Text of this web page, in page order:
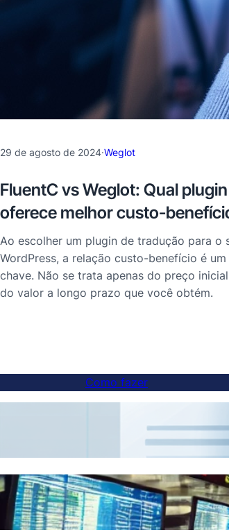
29 de agosto de 2024·Weglot
FluentC vs Weglot: Qual plugin
oferece melhor custo-
Ao escolher um plugin de tradução para o
WordPress, a relação custo-benefício é
chave. Não se trata apenas do preço
do valor a longo prazo que você obtém.
Como fazer
Como adicionar um alternador de idioma a
Ignorar traduções para conteúdo
específico com FluentC